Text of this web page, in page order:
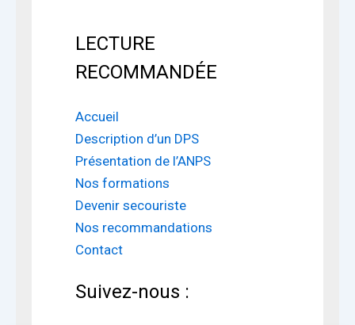
LECTURE
RECOMMANDÉE
Accueil
Description d’un DPS
Présentation de l’ANPS
Nos formations
Devenir secouriste
Nos recommandations
Contact
Suivez-nous :